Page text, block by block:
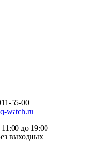
55-00
watch.ru
11:00 до 19:00
выходных